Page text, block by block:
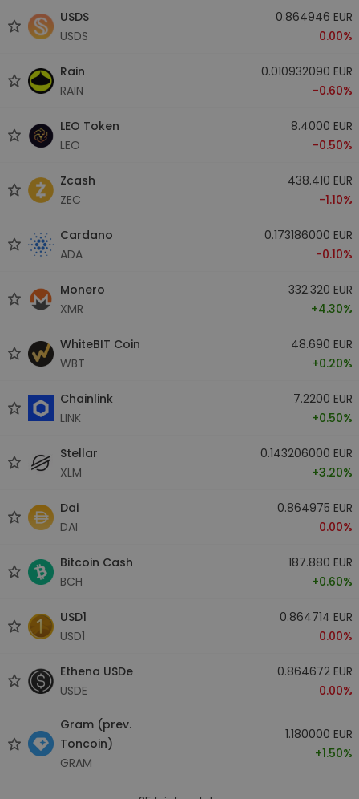
USDS
USDS
0.864946 EUR
0.00%
Rain
RAIN
0.010932090 EUR
-0.60%
LEO Token
LEO
8.4000 EUR
-0.50%
Zcash
ZEC
438.410 EUR
-1.10%
Cardano
ADA
0.173186000 EUR
-0.10%
Monero
XMR
332.320 EUR
+4.30%
WhiteBIT Coin
WBT
48.690 EUR
+0.20%
Chainlink
LINK
7.2200 EUR
+0.50%
Stellar
XLM
0.143206000 EUR
+3.20%
Dai
DAI
0.864975 EUR
0.00%
Bitcoin Cash
BCH
187.880 EUR
+0.60%
USD1
USD1
0.864714 EUR
0.00%
Ethena USDe
USDE
0.864672 EUR
0.00%
Gram (prev.
Toncoin)
GRAM
1.180000 EUR
+1.50%